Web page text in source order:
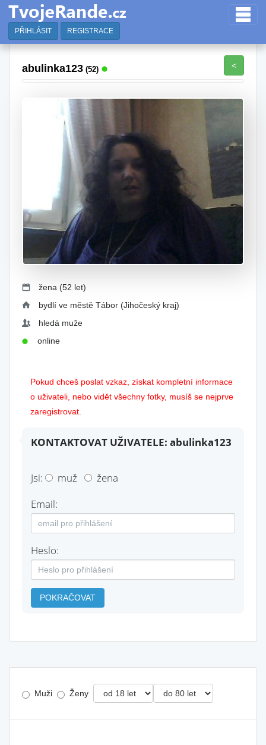
PŘIHLÁSIT REGISTRACE
abulinka123 (52) <
žena (52 let)
bydlí ve městě Tábor (Jihočeský kraj)
hledá muže
online
Pokud chceš poslat vzkaz, získat kompletní informace
o uživateli, nebo vidět všechny fotky, musíš se nejprve
zaregistrovat.
KONTAKTOVAT UŽIVATELE: abulinka123
Jsi: muž
žena
Email:
Heslo:
POKRAČOVAT
Muži Ženy